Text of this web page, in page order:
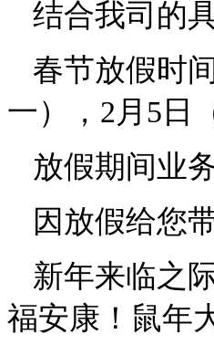
结合我司的
春节放假时
一），2月5日
放假期间业
因放假给您
新年来临之
福安康！鼠年